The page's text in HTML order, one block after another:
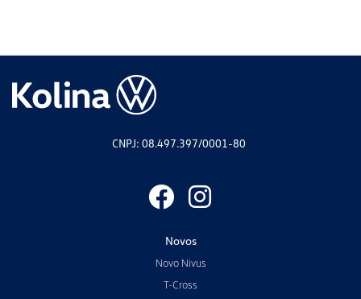
CNPJ: 08.497.397/0001-80
Novos
Novo Nivus
T-Cross